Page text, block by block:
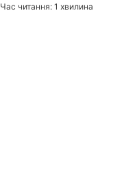
Час читання: 1 хвилина